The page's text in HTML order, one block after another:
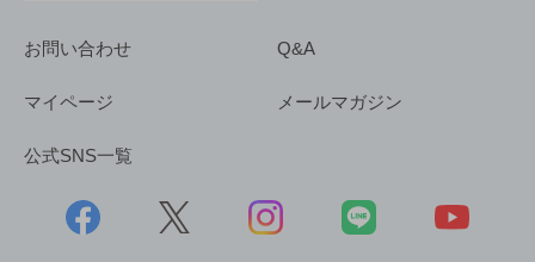
お問い合わせ Q&A
マイページ メールマガジン
公式SNS一覧